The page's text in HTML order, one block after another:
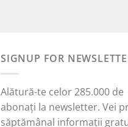
SIGNUP FOR
Alătură-te celor 285.000 de
abonați la newsletter. Vei
săptămânal informații